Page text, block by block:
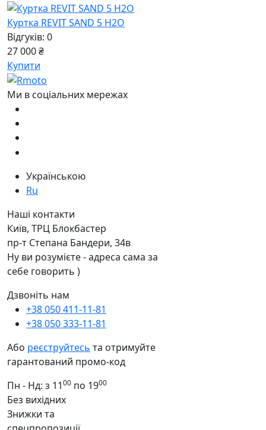
Куртка REVIT SAND 5 H2O
Відгуків: 0
27 000 ₴
Купити
Ми в соціальних мережах
Українською
Ru
Наші контакти
Київ, ТРЦ Блокбастер
пр-т Степана Бандери, 34в
Ну ви розумієте - адреса сама за
себе говорить )
Дзвоніть нам
+38 050 411-11-81
+38 050 333-11-81
Або реєструйтесь та отримуйте
гарантований промо-код
Пн - Нд: з 1100 по 1900
Без вихідних
Знижки та